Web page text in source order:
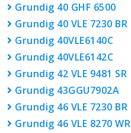
Grundig 40 GHF 6500
Grundig 40 VLE 7230 BR
Grundig 40VLE6140C
Grundig 40VLE6142C
Grundig 42 VLE 9481 SR
Grundig 43GGU7902A
Grundig 46 VLE 7230 BR
Grundig 46 VLE 8270 WR